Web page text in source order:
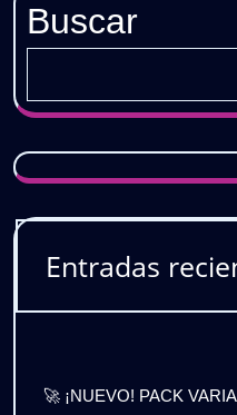
Buscar
Entradas
🚀 ¡NUEVO! PACK